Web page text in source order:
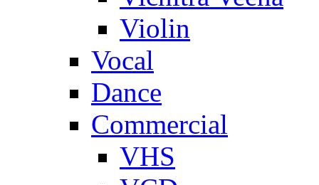
Violin
Vocal
Dance
Commercial
VHS